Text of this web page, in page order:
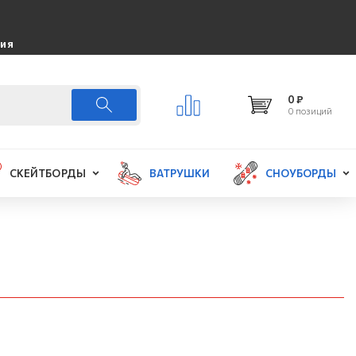
0 ₽
0 позиций
СКЕЙТБОРДЫ ВАТРУШКИ СНОУБОРДЫ